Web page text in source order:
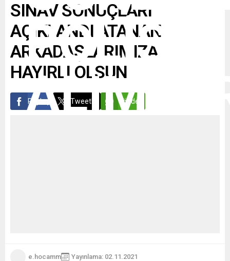
SINAV SONUÇLARI
AÇIKLANDI ATANAN
ARKADAŞLARIMIZA
HAYIRLI OLSUN
Paylaş Tweetle Gönder
e.hocamm Yayınlama: 02.11.2021